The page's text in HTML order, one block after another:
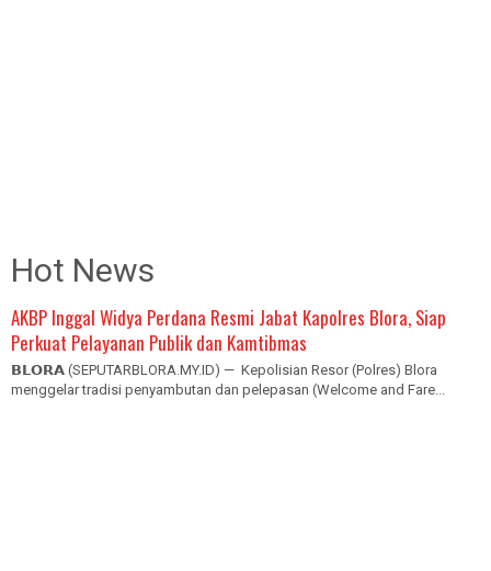
Hot News
AKBP Inggal Widya Perdana Resmi Jabat Kapolres Blora, Siap
Perkuat Pelayanan Publik dan Kamtibmas
𝗕𝗟𝗢𝗥𝗔 (SEPUTARBLORA.MY.ID) — Kepolisian Resor (Polres) Blora
menggelar tradisi penyambutan dan pelepasan (Welcome and Fare...